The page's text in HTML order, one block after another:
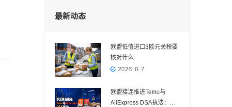
最新动态
欧盟低值进口3欧元关税要
核对什么
2026-8-7
欧盟接连推进Temu与
AliExpress DSA执法：欧